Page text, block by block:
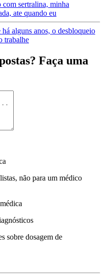
com sertralina, minha
ate quando eu
alguns anos, o desbloqueio
trabalhe
Faça uma
não para um médico
sobre dosagem de